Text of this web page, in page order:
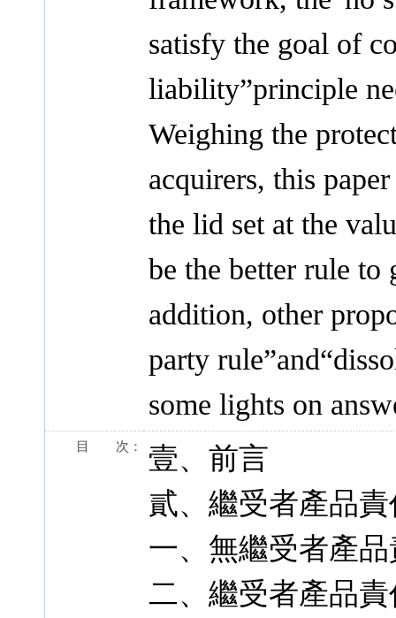
satisfy the goal of
liability”principle
Weighing the
acquirers, this
the lid set at the
be the better rule to
addition, other
party
some lights on
目 次：
壹、前言
貳、繼受者產品責
一、無繼受者產
二、繼受者產品